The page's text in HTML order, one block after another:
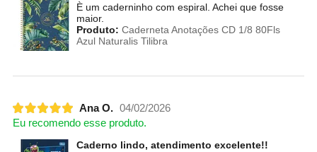
È um caderninho com espiral. Achei que fosse
maior.
Produto: Caderneta Anotações CD 1/8 80Fls
Azul Naturalis Tilibra
Ana O. 04/02/2026
Eu recomendo esse produto.
Caderno lindo, atendimento excelente!!